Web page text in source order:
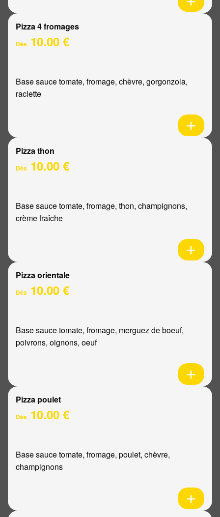
Pizza 4 fromages
Dès 10.00 €
Base sauce tomate, fromage, chèvre, gorgonzola,
raclette
Pizza thon
Dès 10.00 €
Base sauce tomate, fromage, thon, champignons,
crème fraîche
Pizza orientale
Dès 10.00 €
Base sauce tomate, fromage, merguez de boeuf,
poivrons, oignons, oeuf
Pizza poulet
Dès 10.00 €
Base sauce tomate, fromage, poulet, chèvre,
champignons